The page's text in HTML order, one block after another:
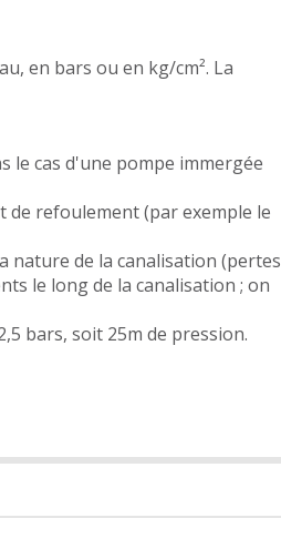
en bars ou en kg/cm². La
le cas d'une pompe immergée
de refoulement (par exemple le
nature de la canalisation (pertes
le long de la canalisation ; on
bars, soit 25m de pression.